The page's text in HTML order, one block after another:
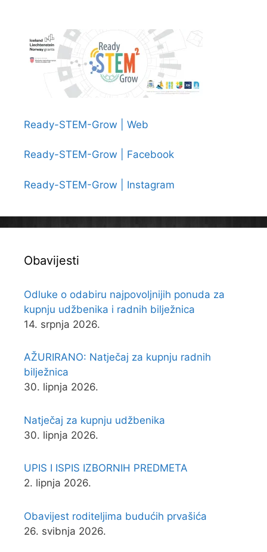
Ready-STEM-Grow | Web
Ready-STEM-Grow | Facebook
Ready-STEM-Grow | Instagram
Obavijesti
Odluke o odabiru najpovoljnijih ponuda za
kupnju udžbenika i radnih bilježnica
14. srpnja 2026.
AŽURIRANO: Natječaj za kupnju radnih
bilježnica
30. lipnja 2026.
Natječaj za kupnju udžbenika
30. lipnja 2026.
UPIS I ISPIS IZBORNIH PREDMETA
2. lipnja 2026.
Obavijest roditeljima budućih prvašića
26. svibnja 2026.